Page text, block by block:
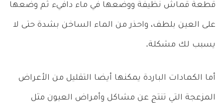
قطعة قماش نظيفة ووضعها في ماء دافيء ثم وضعها
على العين بلطف، واحذر من الماء الساخن بشدة حتى لا
يسبب لك مشكلة.
أما الكمادات الباردة يمكنها أيضا التقليل من الأعراض
المزعجة التي تنتج عن مشاكل وأمراض العيون مثل